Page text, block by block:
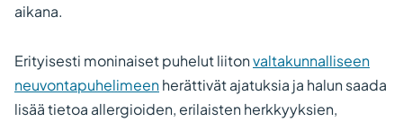
aikana.
Erityisesti moninaiset puhelut liitonvaltakunnalliseen
neuvontapuhelimeenherättivät ajatuksia ja halun saada
lisää tietoa allergioiden, erilaisten herkkyyksien,